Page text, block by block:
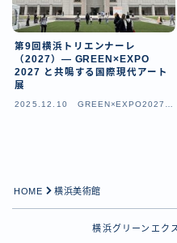
第9回横浜トリエンナーレ
（2027）— GREEN×EXPO
2027 と共鳴する国際現代アート
展
2025.12.10
GREEN×EXPO2027（
HOME 横浜美術館
横浜グリーンエク